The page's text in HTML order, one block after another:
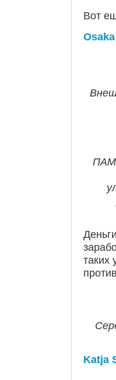
Вот
Osaka
таких
Katja